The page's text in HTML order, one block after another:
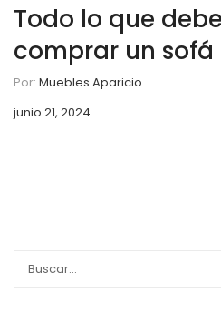
Todo lo que
comprar un sofá
Por: Muebles Aparicio
junio 21, 2024